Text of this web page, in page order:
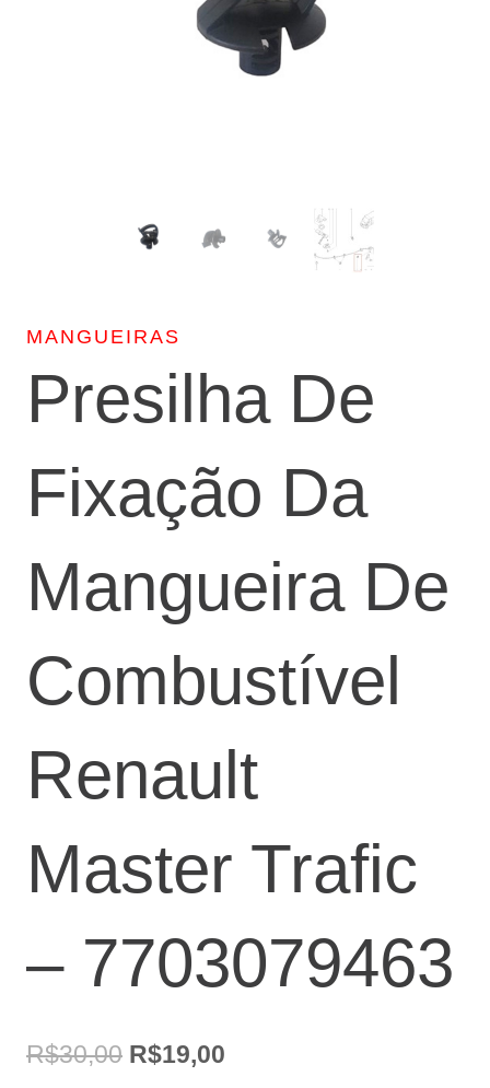
MANGUEIRAS
Presilha De
Fixação Da
Mangueira De
Combustível
Renault
Master Trafic
– 7703079463
R$30,00 O
R$19,00